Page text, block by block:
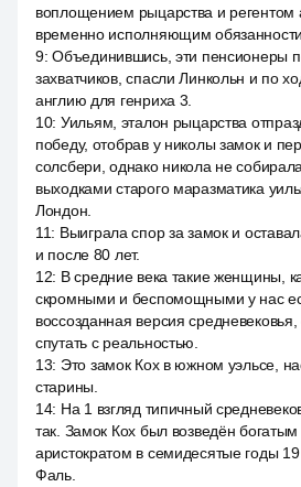
воплощением рыцарства и регентом
временно исполняющим обязанности
9:Объединившись, эти пенсионеры
захватчиков, спасли Линкольн и по
англию для генриха 3.
10: Уильям, эталон рыцарства
победу, отобрав у николы замок и
солсбери, однако никола не
выходками старого маразматика
Лондон.
11: Выиграла спор за замок и
и после 80 лет.
12: В средние века такие женщины,
скромными и беспомощными у нас
воссозданная версия
спутать с реальностью.
13: Это замок Кох в южном уэльсе,
старины.
14: На 1 взгляд типичный
так. Замок Кох был возведён богатым
аристократом в семидесятые годы 19
Фаль.